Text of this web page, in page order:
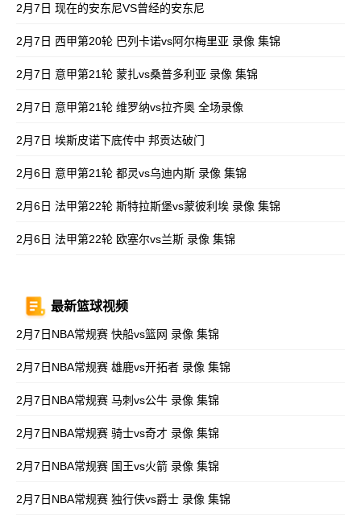
2月7日 现在的安东尼VS曾经的安东尼
2月7日 西甲第20轮 巴列卡诺vs阿尔梅里亚 录像 集锦
2月7日 意甲第21轮 蒙扎vs桑普多利亚 录像 集锦
2月7日 意甲第21轮 维罗纳vs拉齐奥 全场录像
2月7日 埃斯皮诺下底传中 邦贡达破门
2月6日 意甲第21轮 都灵vs乌迪内斯 录像 集锦
2月6日 法甲第22轮 斯特拉斯堡vs蒙彼利埃 录像 集锦
2月6日 法甲第22轮 欧塞尔vs兰斯 录像 集锦
最新篮球视频
2月7日NBA常规赛 快船vs篮网 录像 集锦
2月7日NBA常规赛 雄鹿vs开拓者 录像 集锦
2月7日NBA常规赛 马刺vs公牛 录像 集锦
2月7日NBA常规赛 骑士vs奇才 录像 集锦
2月7日NBA常规赛 国王vs火箭 录像 集锦
2月7日NBA常规赛 独行侠vs爵士 录像 集锦